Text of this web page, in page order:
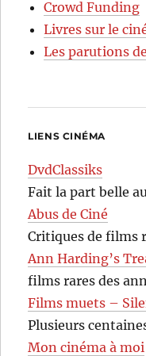
Crowd Funding
Livres sur le
Les parutions
LIENS CINÉMA
DvdClassiks
Fait la part belle
Abus de Ciné
Critiques de films
Ann Harding’s
films rares des
Films muets –
Plusieurs
Mon cinéma à moi